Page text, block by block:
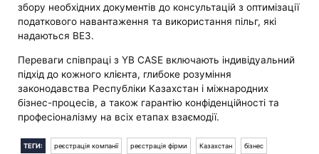
збору необхідних документів до консультацій з оптимізації
податкового навантаження та використання пільг, які
надаються ВЕЗ.
Переваги співпраці з YB CASE включають індивідуальний
підхід до кожного клієнта, глибоке розуміння
законодавства Республіки Казахстан і міжнародних
бізнес-процесів, а також гарантію конфіденційності та
професіоналізму на всіх етапах взаємодії.
ТЕГИ: реєстрація компанії реєстрація фірми Казахстан бізнес